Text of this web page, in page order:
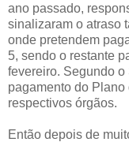
ano passado,
sinalizaram o atraso
onde pretendem
5, sendo o restante
fevereiro. Segundo
pagamento do
respectivos órgãos.
Então depois de